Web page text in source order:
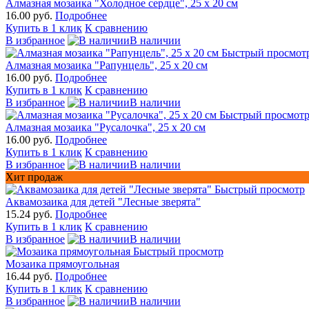
Алмазная мозаика "Холодное сердце", 25 х 20 см
16.00 руб. Подробнее
Купить в 1 клик К сравнению
В избранное
В наличии
Быстрый
Алмазная мозаика "Рапунцель", 25 х 20 см
16.00 руб. Подробнее
Купить в 1 клик К сравнению
В избранное
В наличии
Быстрый просмотр
Алмазная мозаика "Русалочка", 25 х 20 см
16.00 руб. Подробнее
Купить в 1 клик К сравнению
В избранное
В наличии
Хит продаж
Быстрый просмотр
Аквамозаика для детей "Лесные зверята"
15.24 руб. Подробнее
Купить в 1 клик К сравнению
В избранное
В наличии
Быстрый просмотр
Мозаика прямоугольная
16.44 руб. Подробнее
Купить в 1 клик К сравнению
В избранное
В наличии